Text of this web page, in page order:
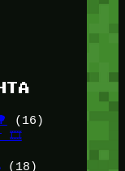
(16)
🎞️
(18)